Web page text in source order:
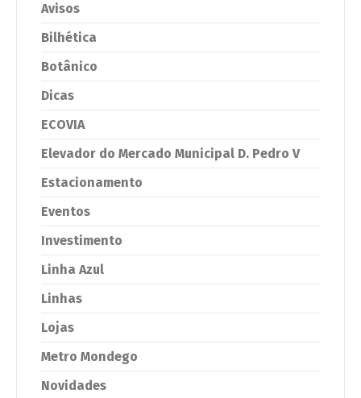
Avisos
Bilhética
Botânico
Dicas
ECOVIA
Elevador do Mercado Municipal D. Pedro V
Estacionamento
Eventos
Investimento
Linha Azul
Linhas
Lojas
Metro Mondego
Novidades